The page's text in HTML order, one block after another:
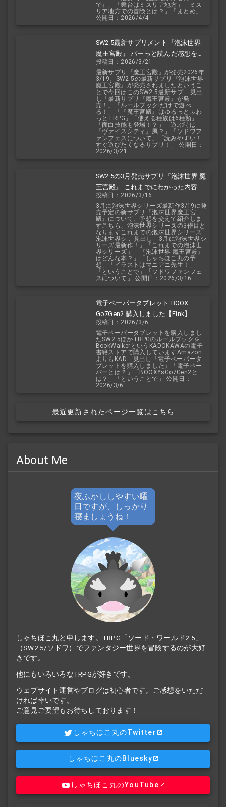
で』」「舞台はミスリア地方」「ミス
リア地方での冒険とは？」「まとめ」
公開日：2026/4/4
SW2.5最新サプリメント『泡沫世界
魔王宮殿』 バーっと読んだ感想を交
えて紹介します！！
投稿日：2026/3/21
最新サプリ『魔王宮殿』が発売2026年
3/19、SW2.5の最新サプリ『泡沫世界
魔王宮殿』が発売されましたというこ
とで今回はこのSW2.5最新サプ... 見出
し「最新サプリ『魔王宮殿』が発
売！」「ルールブックIだけで遊べ
る！」「『魔王宮殿』はゆるっとふわ
っとTRPG」「使える種族は6種類」
「面白技能も登場！？」「遊ぶ時は
『ヴァイスシティ』風？」「ソドワフ
ァンフェスについて」「読みやすい！
すぐ遊びたくなるサプリ！」 公開日：
2026/3/21
SW2.5の3月発売サプリ『泡沫世界 魔
王宮殿』 これまでにわかった内容を
予想を交えて紹介
投稿日：2026/3/16
3月に泡沫世界シリーズ最新作3/19に発
売予定の新サプリ『泡沫世界魔王宮
殿』について、予想を交えて紹介しま
すこちら、泡沫世界シリーズの3作目と
なりますこれまでの泡沫世界シリーズ
泡沫世界シ... 見出し「3月に泡沫世界シ
リーズ最新作！」「これまでの泡沫世
界シリーズ」「『泡沫世界 魔王宮殿』
はどんな本？」「しゃちほこ丸の予
想」「イラストはマニアニ先生！」
「ということで」「ソドワファンフェ
スについて」 公開日：2026/3/16
電子ペーパータブレット BOOX
Go7Gen2 購入しました【Eink】
投稿日：2026/3/6
電子ペーパータブレットを購入しまし
たSW2.5ほかTRPGのルールブックを
BookWalkerというKADOKAWAの電子
書籍ストアで購入していますAmazon
よりもKAD... 見出し「電子ペーパータ
ブレットを購入しました」「電子ペー
パーとは？」「BOOX¥sGo7Gen2と
は？」「ということで」 公開日：
2026/3/6
最近更新されたページ一覧はこちら
About Me
夜ふかししやすい曜
日ですが、しっかり
寝ましょうね！
しゃちほこ丸と申します。TRPG「ソード・ワールド2.5」
（SW2.5/ソドワ）でファンタジー世界を冒険するのが大好
きです。
他にもいろいろなTRPGが好きです。
ウェブサイト運営やブログは初心者です。ご感想をいただ
ければ幸いです。
ご意見ご要望もお待ちしております！
しゃちほこ丸のTwitter
しゃちほこ丸のBluesky
しゃちほこ丸のYouTube